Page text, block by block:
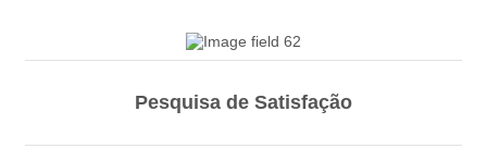
Pesquisa de Satisfação